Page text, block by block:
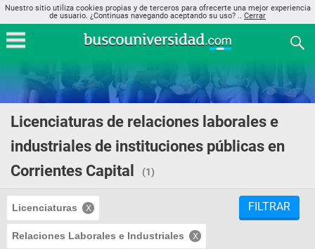
Nuestro sitio utiliza cookies propias y de terceros para ofrecerte una mejor experiencia
de usuario. ¿Continuas navegando aceptando su uso? .. Cerrar
Licenciaturas de relaciones laborales e
industriales de instituciones públicas en
Corrientes Capital
(1)
Licenciaturas
Relaciones Laborales e Industriales
FILTRAR